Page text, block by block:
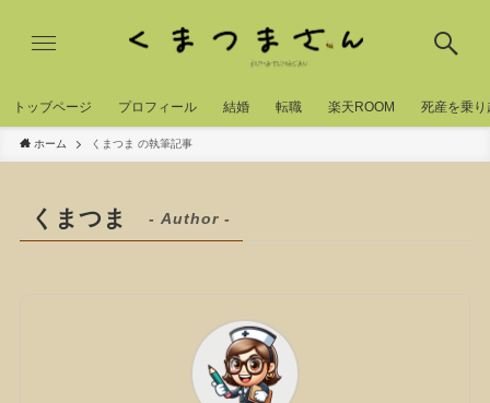
トッブページ プロフィール 結婚 転職 楽天ROOM 死産を乗り
ホーム くまつま の執筆記事
くまつま - Author -